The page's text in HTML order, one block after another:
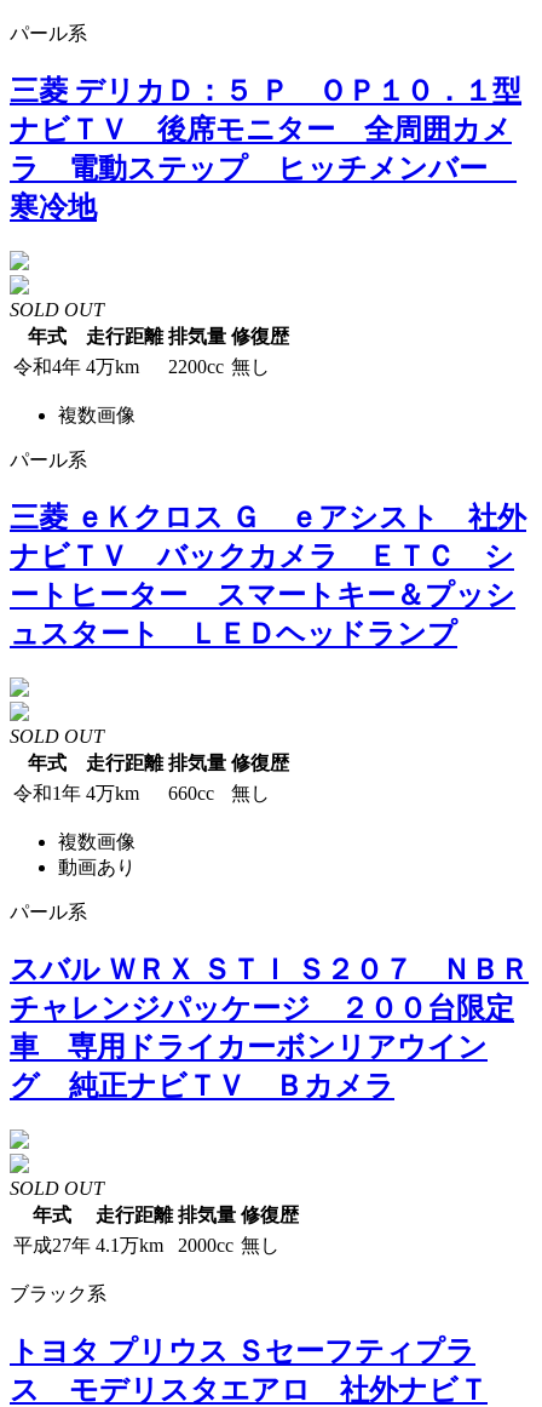
パール系
三菱 デリカＤ：５ Ｐ ＯＰ１０．１型
ナビＴＶ 後席モニター 全周囲カメ
ラ 電動ステップ ヒッチメンバー
寒冷地
SOLD OUT
年式
走行距離 排気量 修復歴
令和4年 4万km 2200cc 無し
複数画像
パール系
三菱 ｅＫクロス Ｇ ｅアシスト 社外
ナビＴＶ バックカメラ ＥＴＣ シ
ートヒーター スマートキー＆プッシ
ュスタート ＬＥＤヘッドランプ
SOLD OUT
年式
走行距離 排気量 修復歴
令和1年 4万km 660cc 無し
複数画像
動画あり
パール系
スバル ＷＲＸ ＳＴＩ Ｓ２０７ ＮＢＲ
チャレンジパッケージ ２００台限定
車 専用ドライカーボンリアウイン
グ 純正ナビＴＶ Ｂカメラ
SOLD OUT
年式
走行距離 排気量 修復歴
平成27年 4.1万km 2000cc 無し
ブラック系
トヨタ プリウス Ｓセーフティプラ
ス モデリスタエアロ 社外ナビＴ